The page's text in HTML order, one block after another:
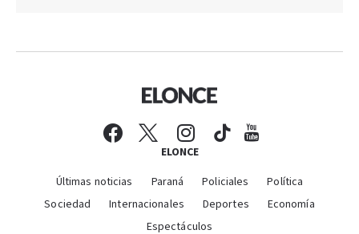
ELONCE
Últimas noticias Paraná Policiales
Política
Sociedad
Internacionales Deportes
Economía
Espectáculos